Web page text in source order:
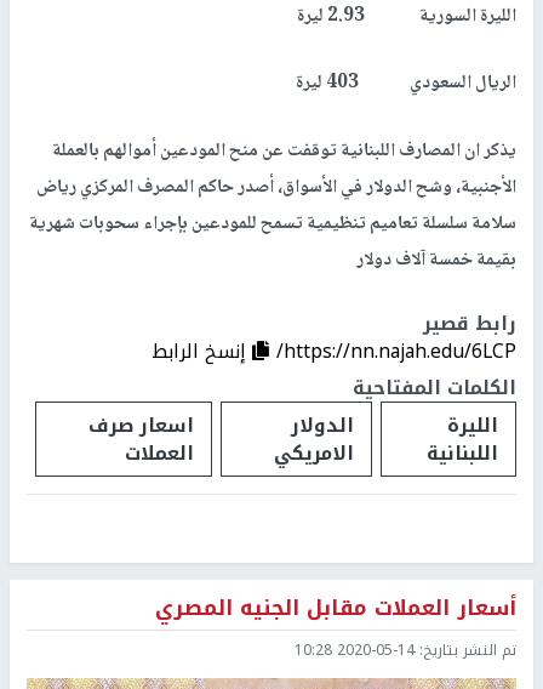
الليرة السورية 2.93 ليرة
الريال السعودي 403 ليرة
يذكر ان المصارف اللبنانية توقفت عن منح المودعين أموالهم بالعملة
الأجنبية، وشح الدولار في الأسواق، أصدر حاكم المصرف المركزي رياض
سلامة سلسلة تعاميم تنظيمية تسمح للمودعين بإجراء سحوبات شهرية
بقيمة خمسة آلاف دولار
رابط قصير
https://nn.najah.edu/6LCP/
إنسخ الرابط
الكلمات المفتاحية
الليرة
اللبنانية
الدولار
الامريكي
اسعار صرف
العملات
أسعار العملات مقابل الجنيه المصري
تم النشر بتاريخ:2020-05-14 10:28